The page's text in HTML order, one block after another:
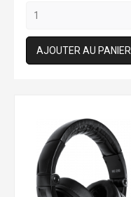
AJOUTER AU PANIER